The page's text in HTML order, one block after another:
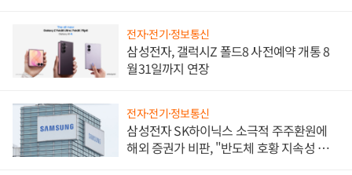
전자·전기·정보통신
삼성전자, 갤럭시Z 폴드8 사전예약 개통 8
월31일까지 연장
전자·전기·정보통신
삼성전자 SK하이닉스 소극적 주주환원에
해외 증권가 비판, "반도체 호황 지속성 의